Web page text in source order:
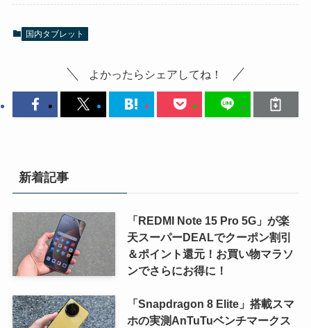
国内タブレット
よかったらシェアしてね！
新着記事
「REDMI Note 15 Pro 5G」が楽
天スーパーDEALでクーポン割引
＆ポイント還元！お買い物マラソ
ンでさらにお得に！
「Snapdragon 8 Elite」搭載スマ
ホの実測AnTuTuベンチマークス